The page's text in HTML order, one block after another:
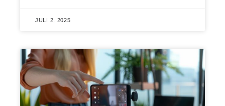
JULI 2, 2025